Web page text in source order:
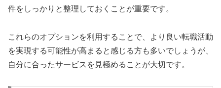
件をしっかりと整理しておくことが重要です。
これらのオプションを利用することで、より良い転職活動
を実現する可能性が高まると感じる方も多いでしょうが、
自分に合ったサービスを見極めることが大切です。